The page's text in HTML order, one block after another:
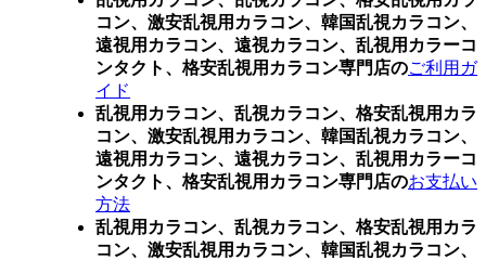
コン、激安乱視用カラコン、韓国乱視カラコン、
遠視用カラコン、遠視カラコン、乱視用カラーコ
ンタクト、格安乱視用カラコン専門店のご利用ガ
イド
乱視用カラコン、乱視カラコン、格安乱視用カラ
コン、激安乱視用カラコン、韓国乱視カラコン、
遠視用カラコン、遠視カラコン、乱視用カラーコ
ンタクト、格安乱視用カラコン専門店のお支払い
方法
乱視用カラコン、乱視カラコン、格安乱視用カラ
コン、激安乱視用カラコン、韓国乱視カラコン、